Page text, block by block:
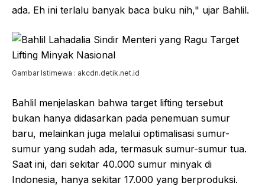
ada. Eh ini terlalu banyak baca buku nih," ujar Bahlil.
Gambar Istimewa : akcdn.detik.net.id
Bahlil menjelaskan bahwa target lifting tersebut
bukan hanya didasarkan pada penemuan sumur
baru, melainkan juga melalui optimalisasi sumur-
sumur yang sudah ada, termasuk sumur-sumur tua.
Saat ini, dari sekitar 40.000 sumur minyak di
Indonesia, hanya sekitar 17.000 yang berproduksi.